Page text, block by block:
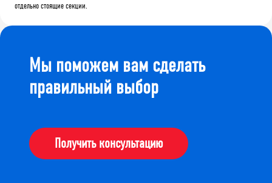
отдельно стоящие секции.
Мы поможем вам сделать
правильный выбор
Получить консультацию